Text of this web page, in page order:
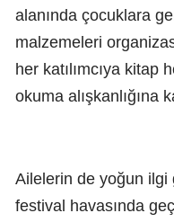
alanında çocuklara
malzemeleri
her katılımcıya kitap
okuma alışkanlığına
Ailelerin de yoğun ilgi
festival havasında